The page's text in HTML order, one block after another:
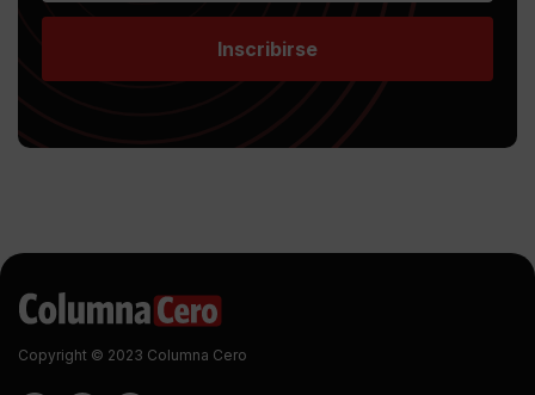
Inscribirse
Copyright © 2023 Columna Cero